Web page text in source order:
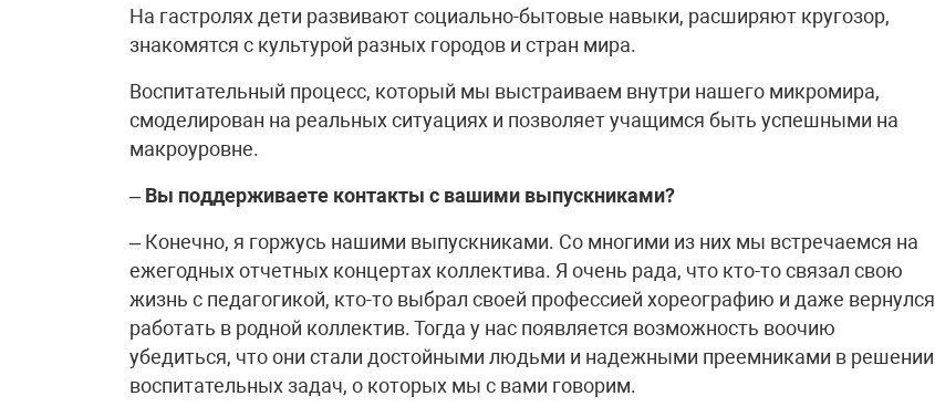
На гастролях дети развивают социально-бытовые навыки, расширяют кругозор,
знакомятся с культурой разных городов и стран мира.
Воспитательный процесс, который мы выстраиваем внутри нашего микромира,
смоделирован на реальных ситуациях и позволяет учащимся быть успешными на
макроуровне.
– Вы поддерживаете контакты с вашими выпускниками?
– Конечно, я горжусь нашими выпускниками. Со многими из них мы встречаемся на
ежегодных отчетных концертах коллектива. Я очень рада, что кто-то связал свою
жизнь с педагогикой, кто-то выбрал своей профессией хореографию и даже вернулся
работать в родной коллектив. Тогда у нас появляется возможность воочию
убедиться, что они стали достойными людьми и надежными преемниками в решении
воспитательных задач, о которых мы с вами говорим.